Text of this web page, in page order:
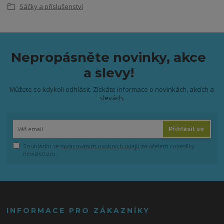
Sáčky a příslušenství
Nepropásněte novinky, akce
a slevy!
Můžete se kdykoli odhlásit. Získáte informace o novinkách, akcích a
slevách.
Přihlásit se
Souhlasím se zpracováním osobních údajů za účelem rozesílky
newsletteru.
INFORMACE PRO ZÁKAZNÍKY